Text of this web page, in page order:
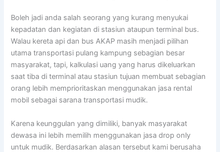
Boleh jadi anda salah seorang yang kurang menyukai
kepadatan dan kegiatan di stasiun ataupun terminal bus.
Walau kereta api dan bus AKAP masih menjadi pilihan
utama transportasi pulang kampung sebagian besar
masyarakat, tapi, kalkulasi uang yang harus dikeluarkan
saat tiba di terminal atau stasiun tujuan membuat sebagian
orang lebih memprioritaskan menggunakan jasa rental
mobil sebagai sarana transportasi mudik.
Karena keunggulan yang dimiliki, banyak masyarakat
dewasa ini lebih memilih menggunakan jasa drop only
untuk mudik. Berdasarkan alasan tersebut kami berusaha